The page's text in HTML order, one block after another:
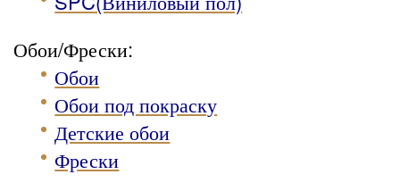
Обои/Фрески:
Обои
Обои под покраску
Детские обои
Фрески